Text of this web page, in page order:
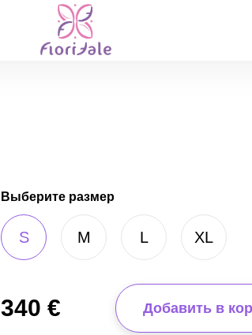
Выберите размер
S M L XL
340 € Добавить в